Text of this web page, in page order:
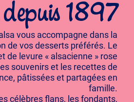
depuis 1897
vous accompagne dans la
de vos desserts préférés. Le
de levure « alsacienne » rose
souvenirs et les recettes de
pâtissées et partagées en
famille.
célèbres flans, les fondants,